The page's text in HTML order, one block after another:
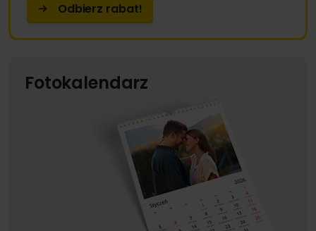
Odbierz rabat!
Fotokalendarz